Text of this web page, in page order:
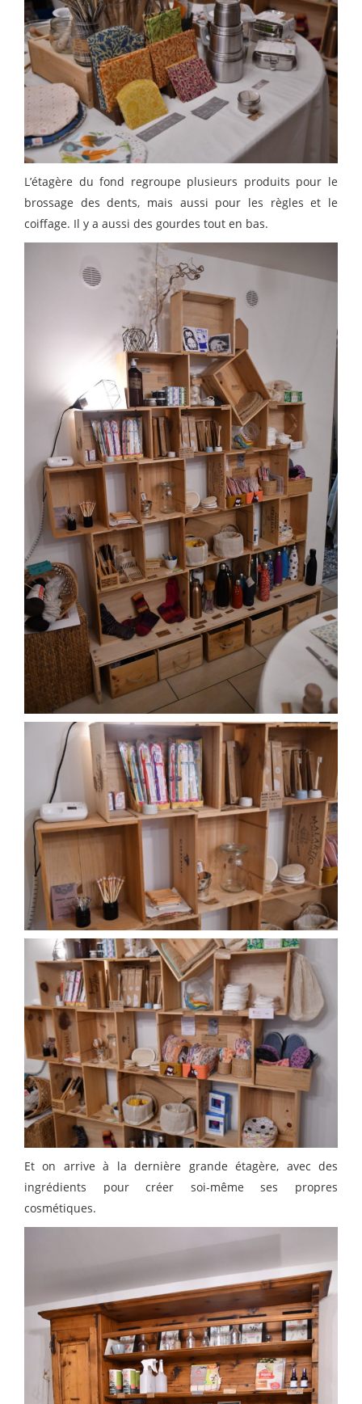
L’étagère du fond regroupe plusieurs produits pour le
brossage des dents, mais aussi pour les règles et le
coiffage. Il y a aussi des gourdes tout en bas.
Et on arrive à la dernière grande étagère, avec des
ingrédients pour créer soi-même ses propres
cosmétiques.